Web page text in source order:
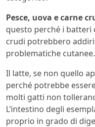
Pesce, uova e carne
questo perché i
crudi potrebbero
problematiche cutanee.
Il latte, se non quello
perché potrebbe
molti gatti non
L’intestino degli
proprio in grado di